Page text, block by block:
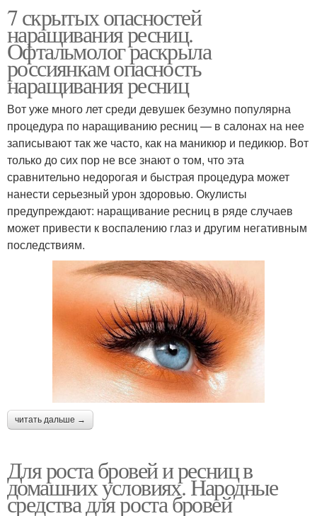
7 скрытых опасностей
наращивания ресниц.
Офтальмолог раскрыла
россиянкам опасность
наращивания ресниц
Вот уже много лет среди девушек безумно популярна
процедура по наращиванию ресниц — в салонах на нее
записывают так же часто, как на маникюр и педикюр. Вот
только до сих пор не все знают о том, что эта
сравнительно недорогая и быстрая процедура может
нанести серьезный урон здоровью. Окулисты
предупреждают: наращивание ресниц в ряде случаев
может привести к воспалению глаз и другим негативным
последствиям.
читать дальше →
Для роста бровей и ресниц в
домашних условиях. Народные
средства для роста бровей